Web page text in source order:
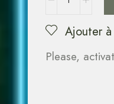
Ajouter
Please,